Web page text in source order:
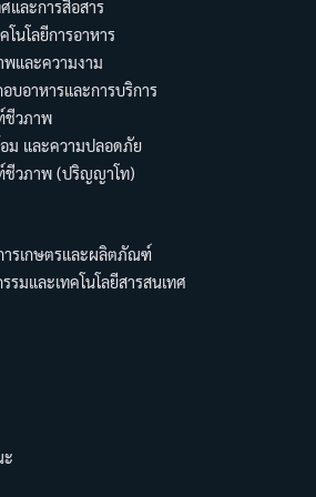
และการสื่อสาร
โนโลยีการอาหาร
และความงาม
บอาหารและการบริการ
ชีวภาพ
ม และความปลอดภัย
วภาพ (ปริญญาโท)
รเกษตรและผลิตภัณฑ์
รมและเทคโนโลยีสารสนเทศ